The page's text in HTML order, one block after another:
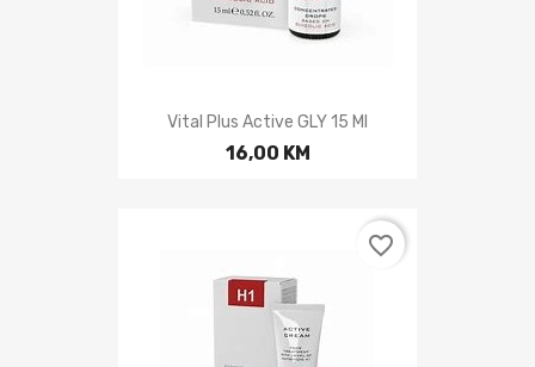
Vital Plus Active GLY 15 Ml
16,00 KM
favorite_border